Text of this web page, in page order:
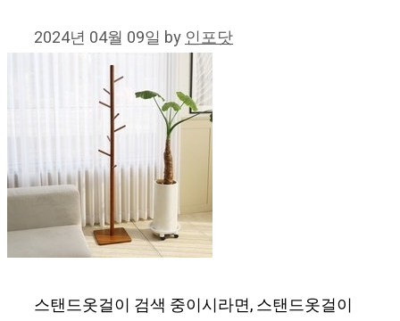
2024년 04월 09일 by인포닷
스탠드옷걸이 검색 중이시라면, 스탠드옷걸이